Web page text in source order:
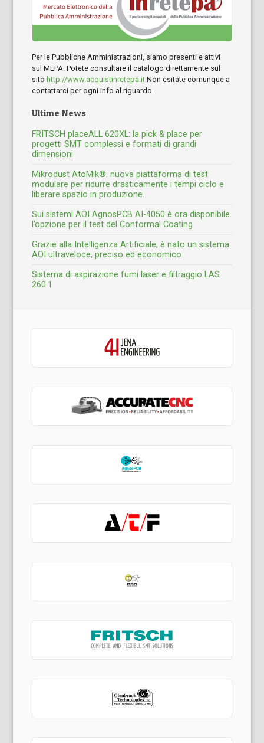
Per le Pubbliche Amministrazioni, siamo presenti e attivi
sul MEPA. Potete consultare il catalogo direttamente sul
sito http://www.acquistinretepa.it Non esitate comunque a
contattarci per ogni info al riguardo.
Ultime News
FRITSCH placeALL 620XL: la pick & place per
progetti SMT complessi e formati di grandi
dimensioni
Mikrodust AtoMik®: nuova piattaforma di test
modulare per ridurre drasticamente i tempi ciclo e
liberare spazio in produzione.
Sui sistemi AOI AgnosPCB AI-4050 è ora disponibile
l’opzione per il test del Conformal Coating
Grazie alla Intelligenza Artificiale, è nato un sistema
AOI ultraveloce, preciso ed economico
Sistema di aspirazione fumi laser e filtraggio LAS
260.1